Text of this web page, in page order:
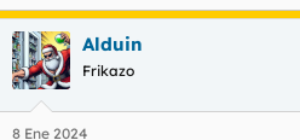
Alduin
Frikazo
8 Ene 2024